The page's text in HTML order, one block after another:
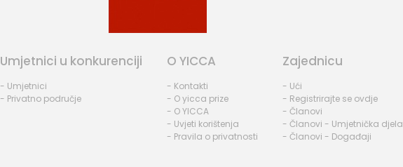
Umjetnici u konkurenciji
- Umjetnici
- Privatno područje
O YICCA
- Kontakti
- O yicca prize
- O YICCA
- Uvjeti korištenja
- Pravila o privatnosti
Zajednicu
- Ući
- Registrirajte se ovdje
- Članovi
- Članovi - Umjetnička djela
- Članovi - Događaji